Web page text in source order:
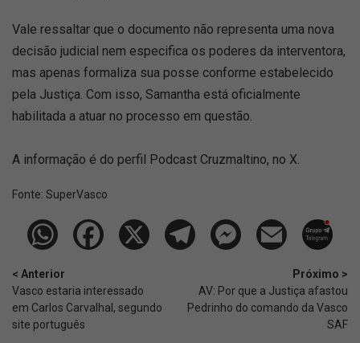
Vale ressaltar que o documento não representa uma nova
decisão judicial nem especifica os poderes da interventora,
mas apenas formaliza sua posse conforme estabelecido
pela Justiça. Com isso, Samantha está oficialmente
habilitada a atuar no processo em questão.
A informação é do perfil Podcast Cruzmaltino, no X.
Fonte: SuperVasco‎‎‎‎‎‎
< Anterior
Vasco estaria interessado
em Carlos Carvalhal, segundo
site português
Próximo >
AV: Por que a Justiça afastou
Pedrinho do comando da Vasco
SAF